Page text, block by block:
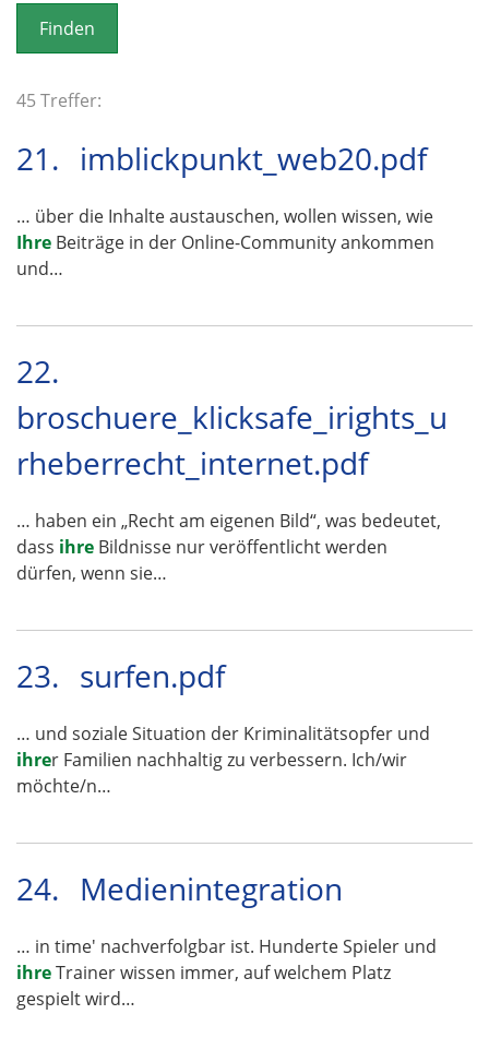
o
n
45 Treffer:
21. imblickpunkt_web20.pdf
… über die Inhalte austauschen, wollen wissen, wie
Ihre Beiträge in der Online-Community ankommen
und…
22.
broschuere_klicksafe_irights_u
rheberrecht_internet.pdf
… haben ein „Recht am eigenen Bild“, was bedeutet,
dass ihre Bildnisse nur veröffentlicht werden
dürfen, wenn sie…
23. surfen.pdf
… und soziale Situation der Kriminalitätsopfer und
ihrer Familien nachhaltig zu verbessern. Ich/wir
möchte/n…
24. Medienintegration
… in time' nachverfolgbar ist. Hunderte Spieler und
ihreTrainer wissen immer, auf welchem Platz
gespielt wird…